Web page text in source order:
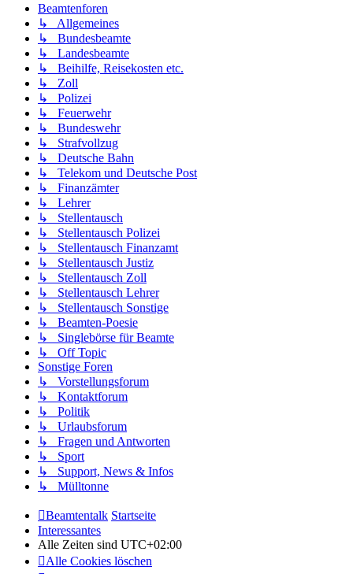
Beamtenforen
↳ Allgemeines
↳ Bundesbeamte
↳ Landesbeamte
↳ Beihilfe, Reisekosten etc.
↳ Zoll
↳ Polizei
↳ Feuerwehr
↳ Bundeswehr
↳ Strafvollzug
↳ Deutsche Bahn
↳ Telekom und Deutsche Post
↳ Finanzämter
↳ Lehrer
↳ Stellentausch
↳ Stellentausch Polizei
↳ Stellentausch Finanzamt
↳ Stellentausch Justiz
↳ Stellentausch Zoll
↳ Stellentausch Lehrer
↳ Stellentausch Sonstige
↳ Beamten-Poesie
↳ Singlebörse für Beamte
↳ Off Topic
Sonstige Foren
↳ Vorstellungsforum
↳ Kontaktforum
↳ Politik
↳ Urlaubsforum
↳ Fragen und Antworten
↳ Sport
↳ Support, News & Infos
↳ Mülltonne
Beamtentalk Startseite
Interessantes
Alle Zeiten sind UTC+02:00
Alle Cookies löschen